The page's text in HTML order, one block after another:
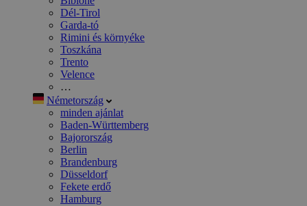
Dél-Tirol
Garda-tó
Rimini és környéke
Toszkána
Trento
Velence
…
Németország
minden ajánlat
Baden-Württemberg
Bajorország
Berlin
Brandenburg
Düsseldorf
Fekete erdő
Hamburg